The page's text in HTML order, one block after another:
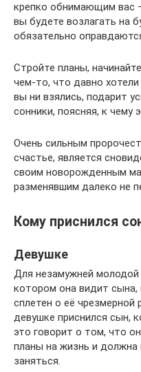
крепко обнимающим вас
вы будете возлагать на
обязательно
Стройте планы,
чем-то, что давно
вы ни взялись, подарит
сонники, поясняя, к чему
Очень сильным
счастье, является
своим новорожденным
разменявшим далеко не
Кому приснился
Девушке
Для незамужней молодой
котором она видит сына,
сплетен о её
девушке приснился сын,
это говорит о том, что
планы на жизнь и
заняться.